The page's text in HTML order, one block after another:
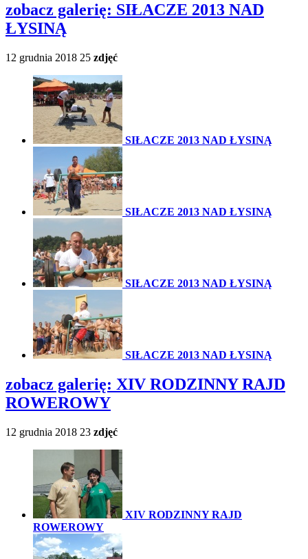
zobacz galerię: SIŁACZE 2013 NAD
ŁYSINĄ
12 grudnia 2018 25 zdjęć
SIŁACZE 2013 NAD ŁYSINĄ
SIŁACZE 2013 NAD ŁYSINĄ
SIŁACZE 2013 NAD ŁYSINĄ
SIŁACZE 2013 NAD ŁYSINĄ
zobacz galerię: XIV RODZINNY RAJD
ROWEROWY
12 grudnia 2018 23 zdjęć
XIV RODZINNY RAJD
ROWEROWY